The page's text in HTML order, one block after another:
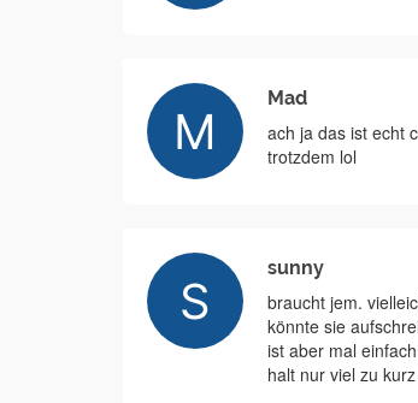
Mad
ach ja das ist echt
trotzdem lol
sunny
braucht jem.
könnte sie
ist aber mal
halt nur viel zu